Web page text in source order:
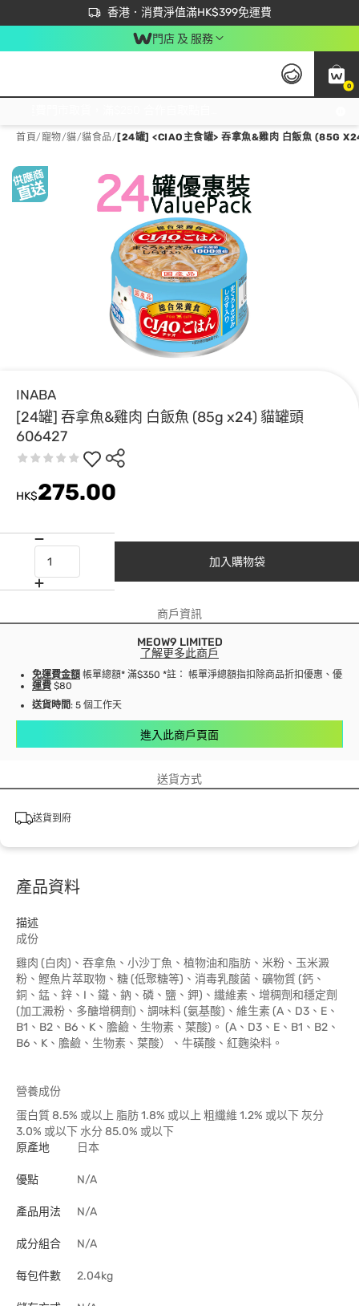
香港．消費淨值滿HK$399免運費
立即成為易賞錢會員盡享獨家優惠
首次APP下單買滿$450 輸入 NEWAPP 即減$50
門店 及 服務
0
首頁/寵物/貓/貓食品/ [24罐] <CIAO主食罐> 吞拿魚&雞肉 白飯魚 (85G
INABA
[24罐] 吞拿魚&雞肉 白飯魚 (85g x24) 貓罐頭
606427
HK$275.00
加入購物袋
商戶資訊
MEOW9 LIMITED
了解更多此商戶
免運費金額 帳單總額* 滿$350 *註： 帳單淨總額指扣除商品折扣優惠、優惠
運費 $80
送貨時間: 5 個工作天
進入此商戶頁面
送貨方式
送貨到府
產品資料
描述
成份
雞肉 (白肉)、吞拿魚、小沙丁魚、植物油和脂肪、米粉、玉米澱
粉、鰹魚片萃取物、糖 (低聚糖等)、消毒乳酸菌、礦物質 (鈣、
銅、錳、鋅、I、鐵、鈉、磷、鹽、鉀)、纖維素、增稠劑和穩定劑
(加工澱粉、多醣增稠劑)、調味料 (氨基酸)、維生素 (A、D3、E、
B1、B2、B6、K、膽鹼、生物素、葉酸)。 (A、D3、E、B1、B2、
B6、K、膽鹼、生物素、葉酸）、牛磺酸、紅麴染料。
營養成份
蛋白質 8.5% 或以上 脂肪 1.8% 或以上 粗纖維 1.2% 或以下 灰分
3.0% 或以下 水分 85.0% 或以下
原產地
日本
優點 N/A
產品用法 N/A
成分組合 N/A
每包件數 2.04kg